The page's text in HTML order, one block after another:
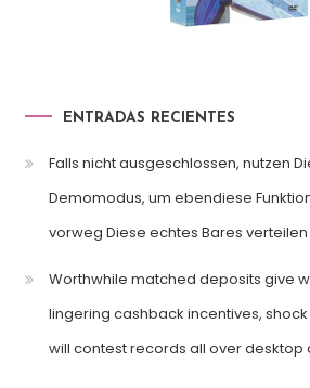
ENTRADAS RECIENTES
Falls nicht ausgeschlossen, nutzen
Demomodus, um ebendiese
vorweg Diese echtes Bares verteilen
Worthwhile matched deposits give
lingering cashback incentives,
will contest records all over desktop